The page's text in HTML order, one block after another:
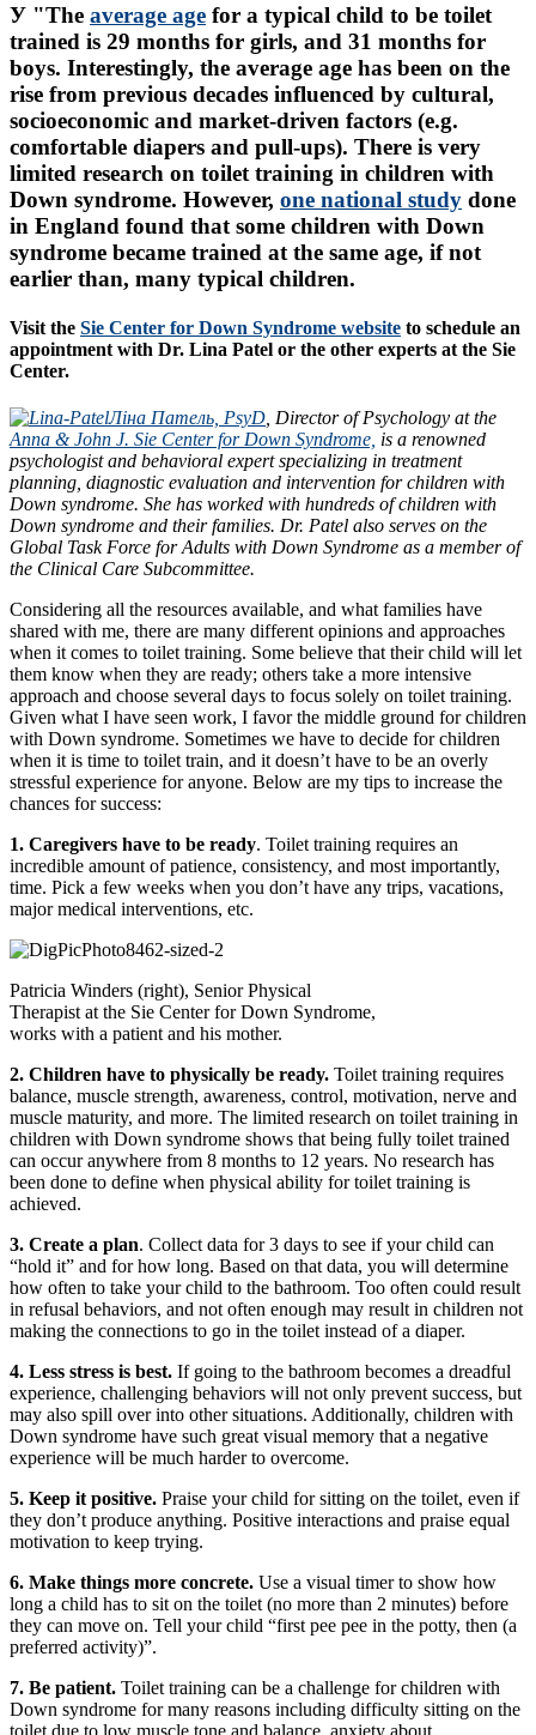
У "The average age for a typical child to be toilet
trained is 29 months for girls, and 31 months for
boys. Interestingly, the average age has been on the
rise from previous decades influenced by cultural,
socioeconomic and market-driven factors (e.g.
comfortable diapers and pull-ups). There is very
limited research on toilet training in children with
Down syndrome. However, one national study done
in England found that some children with Down
syndrome became trained at the same age, if not
earlier than, many typical children.
Visit the Sie Center for Down Syndrome website to schedule an
appointment with Dr. Lina Patel or the other experts at the Sie
Center.
Ліна Патель, PsyD, Director of Psychology at the
Anna & John J. Sie Center for Down Syndrome, is a renowned
psychologist and behavioral expert specializing in treatment
planning, diagnostic evaluation and intervention for children with
Down syndrome. She has worked with hundreds of children with
Down syndrome and their families. Dr. Patel also serves on the
Global Task Force for Adults with Down Syndrome as a member of
the Clinical Care Subcommittee.
Considering all the resources available, and what families have
shared with me, there are many different opinions and approaches
when it comes to toilet training. Some believe that their child will let
them know when they are ready; others take a more intensive
approach and choose several days to focus solely on toilet training.
Given what I have seen work, I favor the middle ground for children
with Down syndrome. Sometimes we have to decide for children
when it is time to toilet train, and it doesn’t have to be an overly
stressful experience for anyone. Below are my tips to increase the
chances for success:
1. Caregivers have to be ready. Toilet training requires an
incredible amount of patience, consistency, and most importantly,
time. Pick a few weeks when you don’t have any trips, vacations,
major medical interventions, etc.
Patricia Winders (right), Senior Physical
Therapist at the Sie Center for Down Syndrome,
works with a patient and his mother.
2. Children have to physically be ready. Toilet training requires
balance, muscle strength, awareness, control, motivation, nerve and
muscle maturity, and more. The limited research on toilet training in
children with Down syndrome shows that being fully toilet trained
can occur anywhere from 8 months to 12 years. No research has
been done to define when physical ability for toilet training is
achieved.
3. Create a plan. Collect data for 3 days to see if your child can
“hold it” and for how long. Based on that data, you will determine
how often to take your child to the bathroom. Too often could result
in refusal behaviors, and not often enough may result in children not
making the connections to go in the toilet instead of a diaper.
4. Less stress is best. If going to the bathroom becomes a dreadful
experience, challenging behaviors will not only prevent success, but
may also spill over into other situations. Additionally, children with
Down syndrome have such great visual memory that a negative
experience will be much harder to overcome.
5. Keep it positive. Praise your child for sitting on the toilet, even if
they don’t produce anything. Positive interactions and praise equal
motivation to keep trying.
6. Make things more concrete. Use a visual timer to show how
long a child has to sit on the toilet (no more than 2 minutes) before
they can move on. Tell your child “first pee pee in the potty, then (a
preferred activity)”.
7. Be patient. Toilet training can be a challenge for children with
Down syndrome for many reasons including difficulty sitting on the